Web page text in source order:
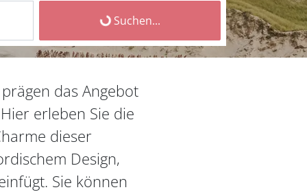
Suchen...
das Angebot
erleben Sie die
dieser
Design,
Sie können